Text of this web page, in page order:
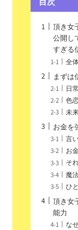
頂き女
公開し
すぎる
全
まずは
日
色
未
お金を
言
お
そ
魔
ひ
頂き女
能力
な